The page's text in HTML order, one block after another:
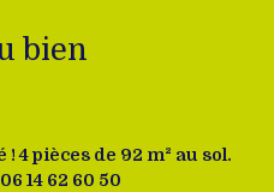
bien
4 pièces de 92 m² au sol.
14 62 60 50